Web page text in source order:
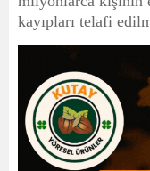
kayıpları telafi